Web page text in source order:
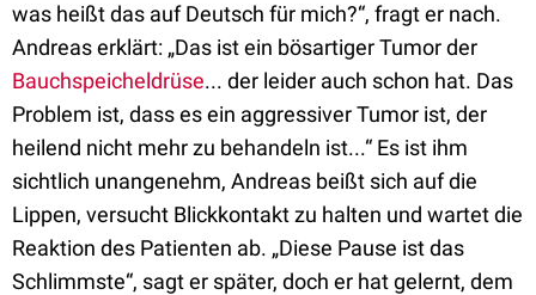
was heißt das auf Deutsch für mich?“, fragt er nach.
Andreas erklärt: „Das ist ein bösartiger Tumor der
Bauchspeicheldrüse... der leider auch schon hat. Das
Problem ist, dass es ein aggressiver Tumor ist, der
heilend nicht mehr zu behandeln ist...“ Es ist ihm
sichtlich unangenehm, Andreas beißt sich auf die
Lippen, versucht Blickkontakt zu halten und wartet die
Reaktion des Patienten ab. „Diese Pause ist das
Schlimmste“, sagt er später, doch er hat gelernt, dem